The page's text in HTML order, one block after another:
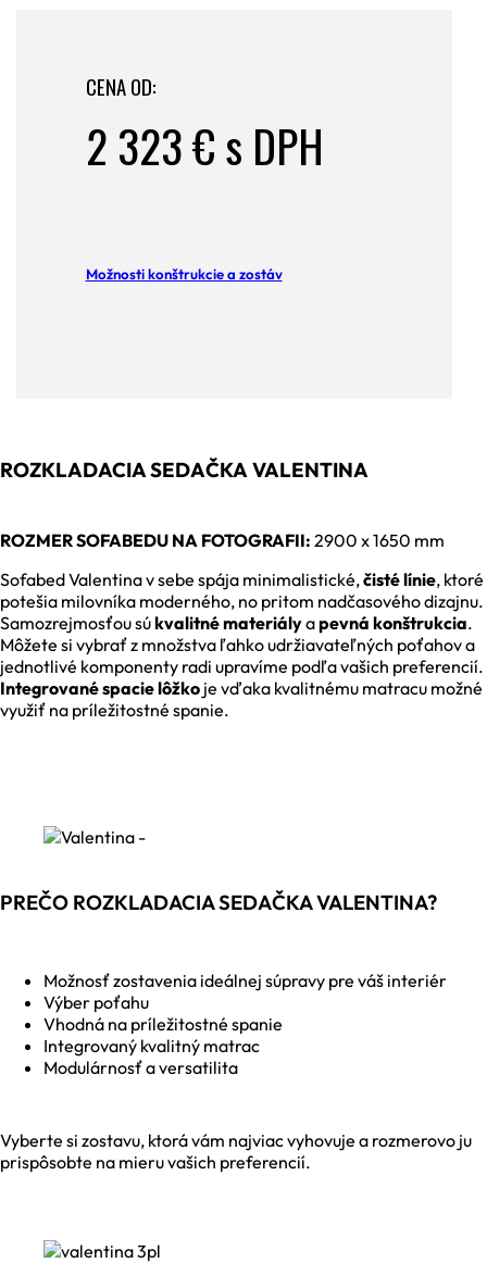
CENA OD:
2 323 € s DPH
Možnosti konštrukcie a zostáv
ROZKLADACIA SEDAČKA VALENTINA
ROZMER SOFABEDU NA FOTOGRAFII: 2900 x 1650 mm
Sofabed Valentina v sebe spája minimalistické,čisté línie, ktoré
potešia milovníka moderného, no pritom nadčasového dizajnu.
Samozrejmosťou súkvalitné materiályapevná konštrukcia.
Môžete si vybrať z množstva ľahko udržiavateľných poťahov a
jednotlivé komponenty radi upravíme podľa vašich preferencií.
Integrované spacie lôžko je vďaka kvalitnému matracu možné
využiť na príležitostné spanie.
PREČO ROZKLADACIA SEDAČKA VALENTINA?
Možnosť zostavenia ideálnej súpravy pre váš interiér
Výber poťahu
Vhodná na príležitostné spanie
Integrovaný kvalitný matrac
Modulárnosť a versatilita
Vyberte si zostavu, ktorá vám najviac vyhovuje a rozmerovo ju
prispôsobte na mieru vašich preferencií.